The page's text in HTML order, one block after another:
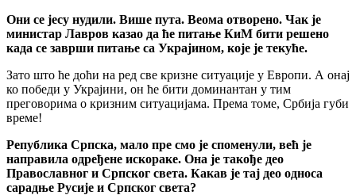
Они се јесу нудили. Више пута. Веома отворено. Чак је
министар Лавров казао да ће питање КиМ бити решено
када се заврши питање са Украјином, које је текуће.
Зато што ће доћи на ред све кризне ситуације у Европи. А онај
ко победи у Украјини, он ће бити доминантан у тим
преговорима о кризним ситуацијама. Према томе, Србија губи
време!
Република Српска, мало пре смо је споменули, већ је
направила одређене искораке. Она је такође део
Православног и Српског света. Какав је тај део односа
сарадње Русије и Српског света?